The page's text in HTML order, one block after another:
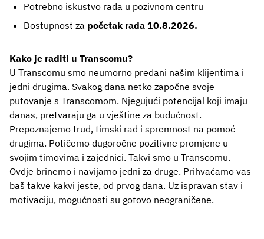
Potrebno iskustvo rada u pozivnom centru
Dostupnost za početak rada 10.8.2026.
Kako je raditi u Transcomu?
U Transcomu smo neumorno predani našim klijentima i
jedni drugima. Svakog dana netko započne svoje
putovanje s Transcomom. Njegujući potencijal koji imaju
danas, pretvaraju ga u vještine za budućnost.
Prepoznajemo trud, timski rad i spremnost na pomoć
drugima. Potičemo dugoročne pozitivne promjene u
svojim timovima i zajednici. Takvi smo u Transcomu.
Ovdje brinemo i navijamo jedni za druge. Prihvaćamo vas
baš takve kakvi jeste, od prvog dana. Uz ispravan stav i
motivaciju, mogućnosti su gotovo neograničene.